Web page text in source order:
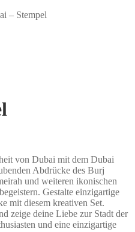
– Stempel
von Dubai mit dem Dubai
Abdrücke des Burj
und weiteren ikonischen
Gestalte einzigartige
mit diesem kreativen Set.
zeige deine Liebe zur Stadt der
und eine einzigartige